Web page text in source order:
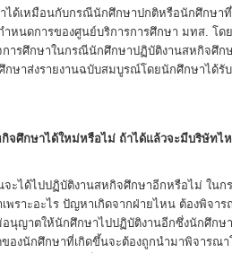
ได้เหมือนกับกรณีนักศึกษาปกติหรือนักศึกษา
หนดการของศูนย์บริการการศึกษา มทส. โด
การศึกษาในกรณีนักศึกษาปฏิบัติงานสหกิจศึก
ษาส่งรายงานฉบับสมบูรณ์โดยนักศึกษาได้รั
จศึกษาได้ใหม่หรือไม่ ถ้าได้แล้วจะมีบริษัทไห
จะได้ไปปฏิบัติงานสหกิจศึกษาอีกหรือไม่ ใน
ราะอะไร ปัญหาเกิดจากฝ่ายไหน ต้องพิจาร
นุญาตให้นักศึกษาไปปฏิบัติงานอีกซึ่งนักศึกษา
งนักศึกษาที่เกิดขึ้นจะต้องถูกนำมาพิจารณา